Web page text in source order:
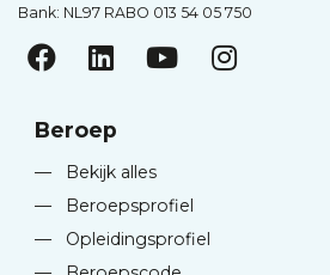
Bank: NL97 RABO 013 54 05 750
Beroep
—
Bekijk alles
—
Beroepsprofiel
—
Opleidingsprofiel